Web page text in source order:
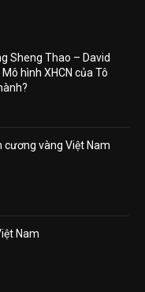
Sheng Thao – David
hình XHCN của Tô
cương vàng Việt Nam
Nam